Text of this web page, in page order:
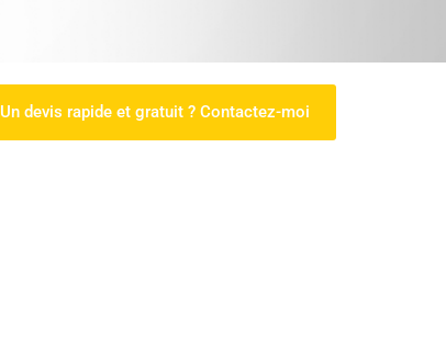
Un devis rapide et gratuit ? Contactez-moi